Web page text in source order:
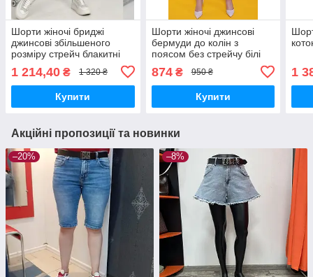
Шорти жіночі бриджі
джинсові збільшеного
розміру стрейч блакитні
1 214,40 ₴ 1 320 ₴
Купити
Шорти жіночі джинсові
бермуди до колін з
поясом без стрейчу білі
874₴ 950 ₴
Купити
1
Акційні пропозиції та новинки
–20% –8%